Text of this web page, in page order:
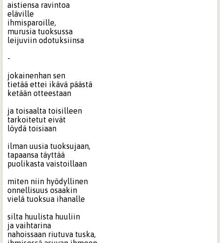
aistiensa ravintoa
eläville
ihmisparoille,
murusia tuoksussa
leijuviin odotuksiinsa
-
jokainenhan sen
tietää ettei ikävä päästä
ketään otteestaan
ja toisaalta toisilleen
tarkoitetut eivät
löydä toisiaan
ilman uusia tuoksujaan,
tapaansa täyttää
puolikasta vaistoillaan
miten niin hyödyllinen
onnellisuus osaakin
vielä tuoksua ihanalle
silta huulista huuliin
ja vaihtarina
nahoissaan riutuva tuska,